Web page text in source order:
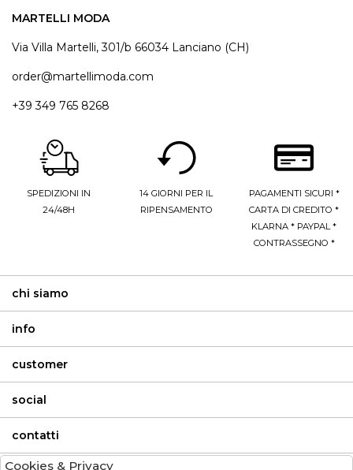
MARTELLI MODA
Via Villa Martelli, 301/b 66034 Lanciano (CH)
order@martellimoda.com
+39 349 765 8268
SPEDIZIONI IN
24/48H
14 GIORNI PER IL
RIPENSAMENTO
PAGAMENTI SICURI *
CARTA DI CREDITO *
KLARNA * PAYPAL *
CONTRASSEGNO *
chi siamo
info
customer
social
contatti
Cookies & Privacy